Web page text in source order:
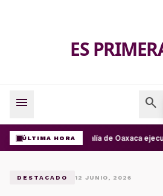
ES
menu search
ÚLTIMA HORAFiscalía de Oaxaca
DESTACADO 12 JUNIO, 2026